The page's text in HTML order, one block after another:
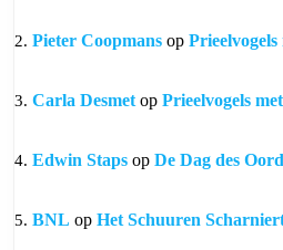
Pieter Coopmans op
Carla Desmet op Prieelvogels
Edwin Staps op De Dag des
BNL op Het Schuuren